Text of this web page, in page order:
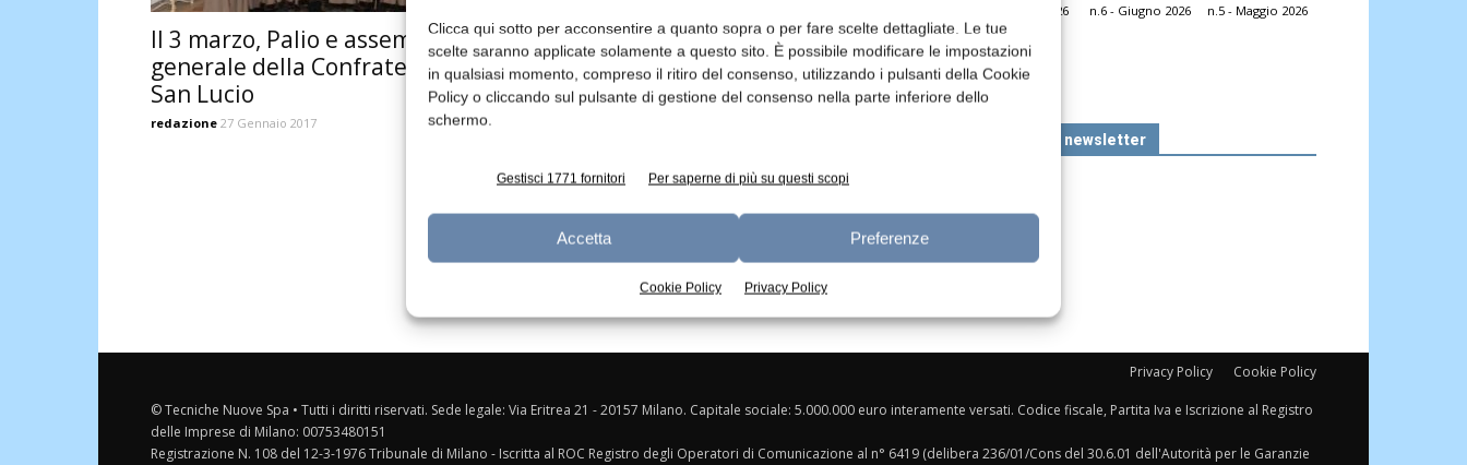
Clicca qui sotto per acconsentire a quanto sopra o per fare scelte dettagliate. Le tue
scelte saranno applicate solamente a questo sito. È possibile modificare le impostazioni
in qualsiasi momento, compreso il ritiro del consenso, utilizzando i pulsanti della Cookie
Policy o cliccando sul pulsante di gestione del consenso nella parte inferiore dello
schermo.
Gestisci 1771 fornitori Per saperne di più su questi scopi
Accetta Preferenze
Cookie Policy Privacy Policy
Il 3 marzo, Palio e assemblea
generale della Confraternita di
San Lucio
redazione 27 Gennaio 2017
n.7 - Luglio 2026 n.6 - Giugno 2026 n.5 - Maggio 2026
Edicola Web
Iscriviti alla newsletter
Privacy Policy Cookie Policy
© Tecniche Nuove Spa • Tutti i diritti riservati. Sede legale: Via Eritrea 21 - 20157 Milano. Capitale sociale: 5.000.000 euro interamente versati. Codice fiscale, Partita Iva e Iscrizione al Registro
delle Imprese di Milano: 00753480151
Registrazione N. 108 del 12-3-1976 Tribunale di Milano - Iscritta al ROC Registro degli Operatori di Comunicazione al n° 6419 (delibera 236/01/Cons del 30.6.01 dell'Autorità per le Garanzie